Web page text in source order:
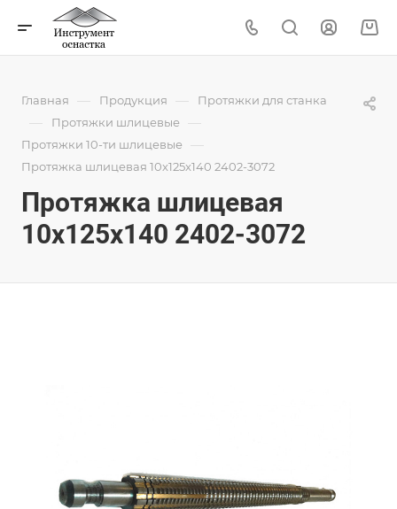
Главная — Продукция — Протяжки для станка
— Протяжки шлицевые —
Протяжки 10-ти шлицевые —
Протяжка шлицевая 10x125x140 2402-3072
Протяжка шлицевая
10x125x140 2402-3072